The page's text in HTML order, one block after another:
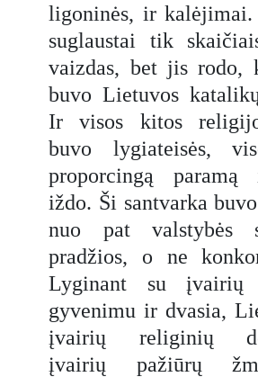
ligoninės, ir
suglaustai tik
vaizdas, bet jis rodo,
buvo Lietuvos
Ir visos kitos
buvo lygiateisės,
proporcingą paramą
iždo. Ši santvarka
nuo pat valstybės
pradžios, o ne
Lyginant su įvairių
gyvenimu ir dvasia,
įvairių religinių
įvairių pažiūrų